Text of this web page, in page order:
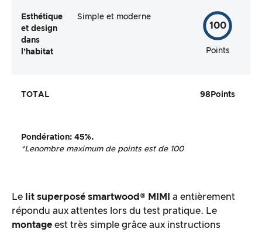
Esthétique
et design
dans
l’habitat
Simple et moderne
100
Points
TOTAL 98 Points
Pondération: 45%.
*Lenombre maximum de points est de 100
Le lit superposé smartwood® MIMI
a entièrement
répondu aux attentes lors du test pratique. Le
montage est très simple grâce aux instructions